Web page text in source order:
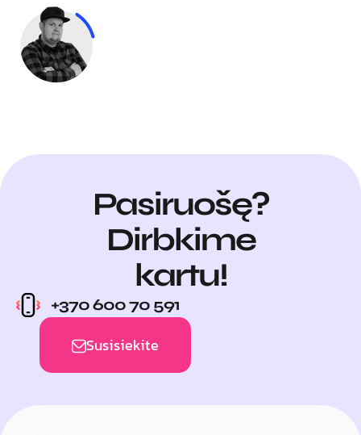
Pasiruošę?
Dirbkime
kartu!
+370 600 70 591
Susisiekite